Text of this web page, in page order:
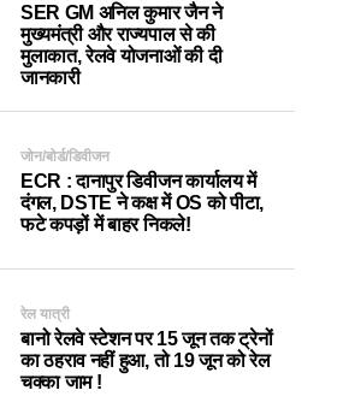
SER GM अनिल कुमार जैन ने
मुख्यमंत्री और राज्यपाल से की
मुलाकात, रेलवे योजनाओं की दी
जानकारी
जोन/बोर्ड/डिवीजन
ECR : दानापुर डिवीजन कार्यालय में
दंगल, DSTE ने कक्ष में OS को पीटा,
फटे कपड़ों में बाहर निकले!
रेल यात्री
बानो रेलवे स्टेशन पर 15 जून तक ट्रेनों
का ठहराव नहीं हुआ, तो 19 जून को रेल
चक्का जाम !